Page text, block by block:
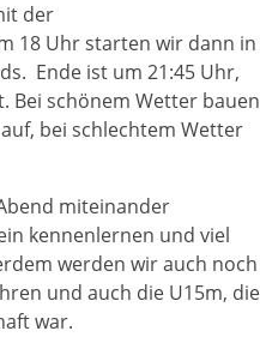
der
18 Uhr starten wir dann in
Ende ist um 21:45 Uhr,
Bei schönem Wetter bauen
bei schlechtem Wetter
miteinander
kennenlernen und viel
werden wir auch noch
und auch die U15m, die
war.